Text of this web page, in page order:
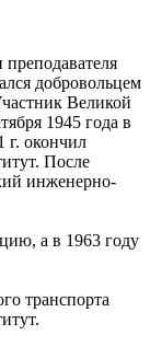
добровольцем
Великой
1945 года в
г. окончил
После
инженерно-
а в 1963 году
транспорта